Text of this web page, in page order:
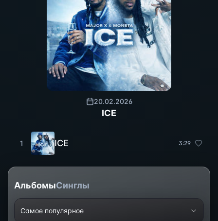
20.02.2026
ICE
1 ICE 3:29
АльбомыСинглы
Самое популярное